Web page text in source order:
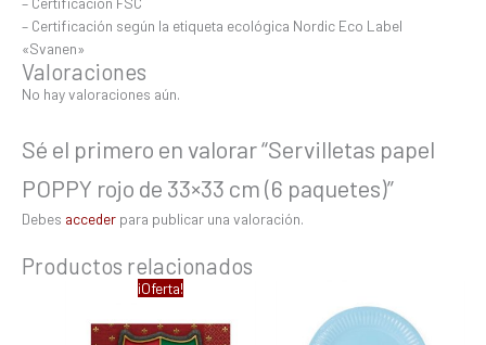
– Certificación según la etiqueta ecológica Nordic Eco Label
«Svanen»
Valoraciones
No hay valoraciones aún.
Sé el primero en valorar “Servilletas papel
POPPY rojo de 33×33 cm (6 paquetes)”
Debes acceder para publicar una valoración.
Productos relacionados
¡Oferta!
El
original
El
actual